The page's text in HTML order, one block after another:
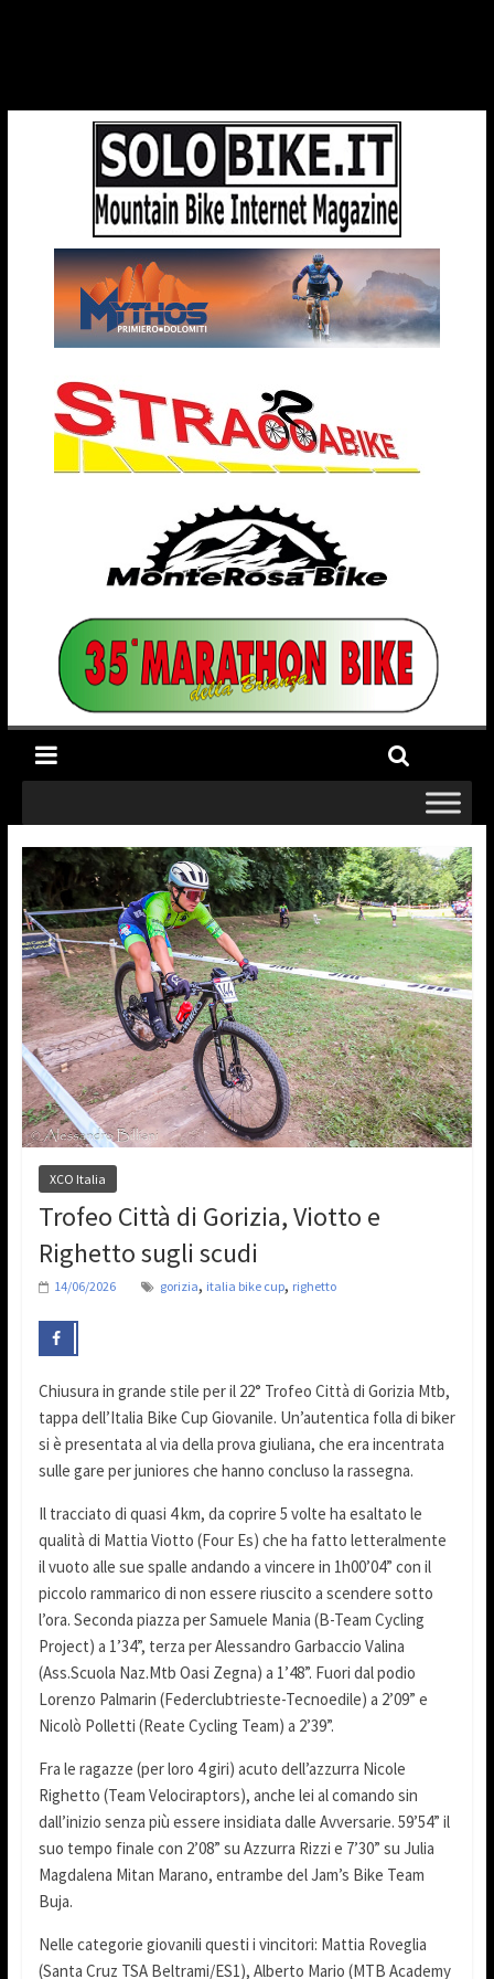
XCO Italia
Trofeo Città di Gorizia, Viotto e
Righetto sugli scudi
14/06/2026 gorizia, italia bike cup, righetto
Chiusura in grande stile per il 22° Trofeo Città di Gorizia Mtb,
tappa dell’Italia Bike Cup Giovanile. Un’autentica folla di biker
si è presentata al via della prova giuliana, che era incentrata
sulle gare per juniores che hanno concluso la rassegna.
Il tracciato di quasi 4 km, da coprire 5 volte ha esaltato le
qualità di Mattia Viotto (Four Es) che ha fatto letteralmente
il vuoto alle sue spalle andando a vincere in 1h00’04” con il
piccolo rammarico di non essere riuscito a scendere sotto
l’ora. Seconda piazza per Samuele Mania (B-Team Cycling
Project) a 1’34”, terza per Alessandro Garbaccio Valina
(Ass.Scuola Naz.Mtb Oasi Zegna) a 1’48”. Fuori dal podio
Lorenzo Palmarin (Federclubtrieste-Tecnoedile) a 2’09” e
Nicolò Polletti (Reate Cycling Team) a 2’39”.
Fra le ragazze (per loro 4 giri) acuto dell’azzurra Nicole
Righetto (Team Velociraptors), anche lei al comando sin
dall’inizio senza più essere insidiata dalle Avversarie. 59’54” il
suo tempo finale con 2’08” su Azzurra Rizzi e 7’30” su Julia
Magdalena Mitan Marano, entrambe del Jam’s Bike Team
Buja.
Nelle categorie giovanili questi i vincitori: Mattia Roveglia
(Santa Cruz TSA Beltrami/ES1), Alberto Mario (MTB Academy